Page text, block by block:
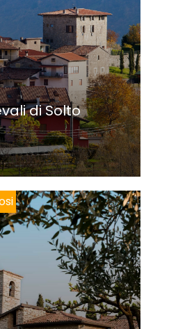
di Solto